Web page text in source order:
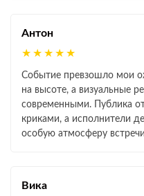
Антон
★★★★★
Событие превзошло мои
на высоте, а визуальные
современными. Публика
криками, а исполнители
особую атмосферу
Вика